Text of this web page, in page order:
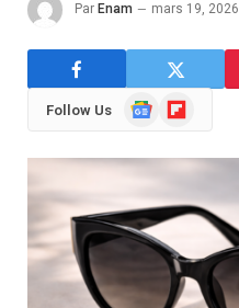
Par Enam mars 19, 2026
Follow Us
GoogleFlipboard